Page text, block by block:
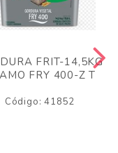
FRIT-14,5KG
FRY 400-Z T
Código: 41852